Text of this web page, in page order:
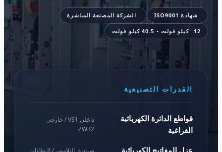
شهادة ISO9001 الشركة المصنعة المباشرة
12 كيلو فولت - 40.5 كيلو فولت
القدرات التصنيعية
قواطع الدائرة الكهربائية
الفراغية
داخلي VS1 / خارجي
ZW32
عزل المفاتيح الكهربائية صناديق التلامس / البطانات